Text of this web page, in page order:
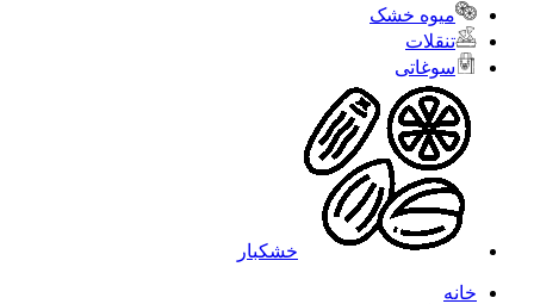
میوه خشک
تنقلات
سوغاتی
خشکبار
خانه